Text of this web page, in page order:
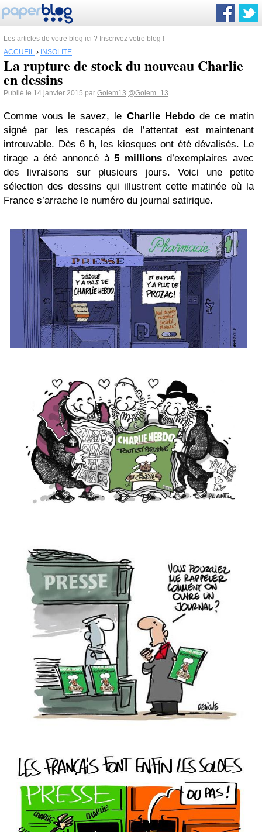
Les articles de votre blog ici ? Inscrivez votre blog !
ACCUEIL › INSOLITE
La rupture de stock du nouveau Charlie
en dessins
Publié le 14 janvier 2015 par Golem13 @Golem_13
Comme vous le savez, le Charlie Hebdode ce matin
signé par les rescapés de l’attentat est maintenant
introuvable. Dès 6 h, les kiosques ont été dévalisés. Le
tirage a été annoncé à5 millionsd’exemplaires avec
des livraisons sur plusieurs jours. Voici une petite
sélection des dessins qui illustrent cette matinée où la
France s’arrache le numéro du journal satirique.